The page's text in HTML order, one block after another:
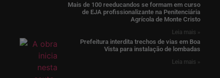
Mais de 100 reeducandos se formam em curso
de EJA profissionalizante na Penitenciária
Agrícola de Monte Cristo
Leia mais »
Prefeitura interdita trechos de vias em Boa
Vista para instalação de lombadas
Leia mais »